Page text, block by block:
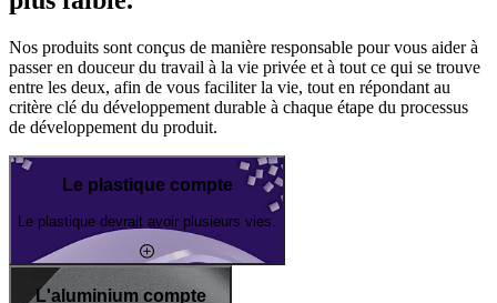
Nos produits sont conçus de manière responsable pour vous aider à
passer en douceur du travail à la vie privée et à tout ce qui se trouve
entre les deux, afin de vous faciliter la vie, tout en répondant au
critère clé du développement durable à chaque étape du processus
de développement du produit.
Le plastique compte
Le plastique devrait avoir plusieurs vies.
L'aluminium compte